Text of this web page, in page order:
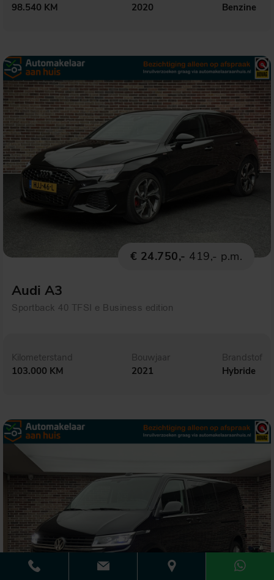
98.540 KM
2020
Benzine
€ 24.750,- 419,- p.m.
Audi A3
Sportback 40 TFSI e Business edition
Kilometerstand
103.000 KM
Bouwjaar
2021
Brandstof
Hybride